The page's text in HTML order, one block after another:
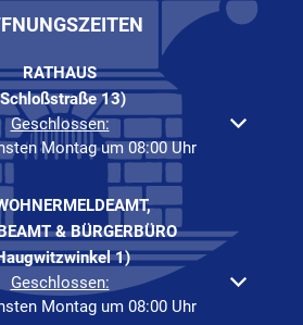
RATHAUS
13)
Öffnungs- oder Schließzeiten
Geschlossen:
Montag um 08:00 Uhr
& BÜRGERBÜRO
1)
Öffnungs- oder Schließzeiten
Geschlossen:
Montag um 08:00 Uhr